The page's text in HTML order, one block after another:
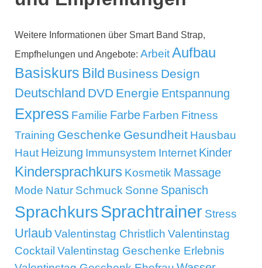
Weitere Informationen über Smart Band Strap,
Empfhelungen und Angebote: ArbeitAufbau
Basiskurs Bild Business Design
Deutschland DVD Energie Entspannung
Express Familie Farbe Farben Fitness
Training Geschenke Gesundheit Hausbau
Haut Heizung Immunsystem Internet Kinder
Kindersprachkurs Kosmetik Massage
Mode Natur Schmuck Sonne Spanisch
SprachkursSprachtrainer Stress
UrlaubValentinstag Christlich Valentinstag
Cocktail Valentinstag Geschenke Erlebnis